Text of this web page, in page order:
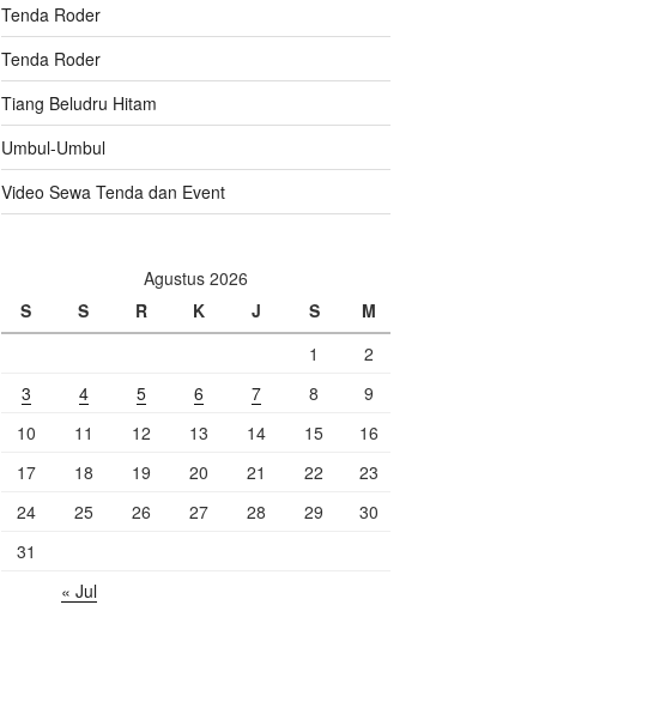
Tenda Roder
Tenda Roder
Tiang Beludru Hitam
Umbul-Umbul
Video Sewa Tenda dan Event
Agustus 2026
S
S R K J S
M
1
2
3
4 5 6 7 8
9
10
11 12 13 14 15
16
17
18 19 20 21 22
23
24
25 26 27 28 29
30
31
« Jul